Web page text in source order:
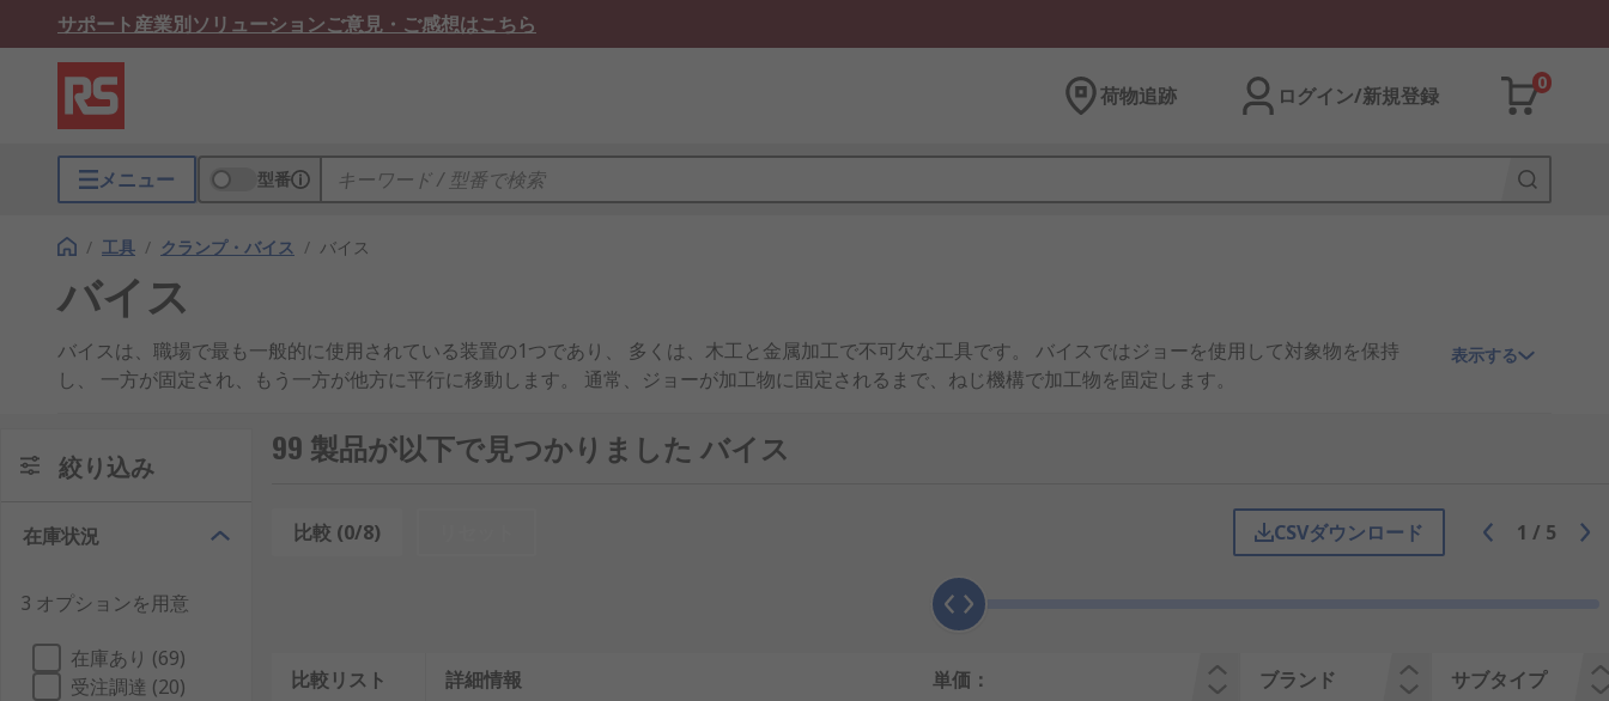
サポート産業別ソリューションご意見・ご感想はこちら
荷物追跡 ログイン/新規登録
0
メニュー 型番
/ 工具 / クランプ・バイス / バイス
バイス
バイスは、職場で最も一般的に使用されている装置の1つであり、 多くは、木工と金属加工で不可欠な工具です。 バイスではジョーを使用して対象物を保持
し、 一方が固定され、もう一方が他方に平行に移動します。 通常、ジョーが加工物に固定されるまで、ねじ機構で加工物を固定します。
どのような種類のバイスがありますか。
配管工 パイプ取付け工、大工、 自動車整備工、 エンジニアや本格的なDIY愛好家に電気技術者などのプロフェッショナルのあらゆる作業場で、携帯工具
ピンバイスは、ドライバに似た小型の手持ち式装置で、 非常に小さなドリルビット、 やすり、及びブレードを保持できます。チャックヘッドを備え、 こ
れを交換して異なるサイズのコレットを挿入することができます。
ピンバイスはどのような用途で使用しますか?
表示する
絞り込み
在庫状況
3 オプションを用意
在庫あり (69)
受注調達 (20)
99 製品が以下で見つかりました バイス
比較 (0/8) CSVダウンロード 1 / 5
比較リスト 詳細情報 単価： ブランド サブタイプ